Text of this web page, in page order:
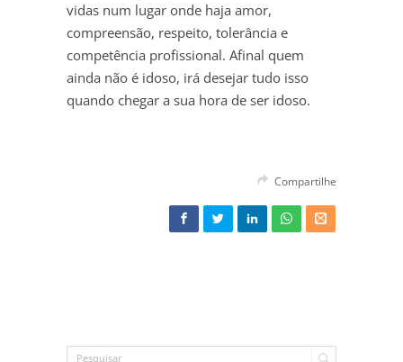
vidas num lugar onde haja amor,
compreensão, respeito, tolerância e
competência profissional. Afinal quem
ainda não é idoso, irá desejar tudo isso
quando chegar a sua hora de ser idoso.
Compartilhe